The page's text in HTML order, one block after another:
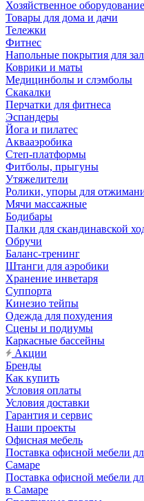
Хозяйственное оборудование
Товары для дома и дачи
Тележки
Фитнес
Напольные покрытия для
Коврики и маты
Медицинболы и слэмболы
Скакалки
Перчатки для фитнеса
Эспандеры
Йога и пилатес
Аквааэробика
Степ-платформы
Фитболы, прыгуны
Утяжелители
Ролики, упоры для
Мячи массажные
Бодибары
Палки для скандинавской
Обручи
Баланс-тренинг
Штанги для аэробики
Хранение инветаря
Суппорта
Кинезио тейпы
Одежда для похудения
Сцены и подиумы
Каркасные бассейны
Акции
Бренды
Как купить
Условия оплаты
Условия доставки
Гарантия и сервис
Наши проекты
Офисная мебель
Поставка офисной мебели
Самаре
Поставка офисной мебели
в Самаре